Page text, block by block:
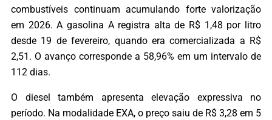
combustíveis continuam acumulando forte valorização
em 2026. A gasolina A registra alta de R$ 1,48 por litro
desde 19 de fevereiro, quando era comercializada a R$
2,51. O avanço corresponde a 58,96% em um intervalo de
112 dias.
O diesel também apresenta elevação expressiva no
período. Na modalidade EXA, o preço saiu de R$ 3,28 em 5